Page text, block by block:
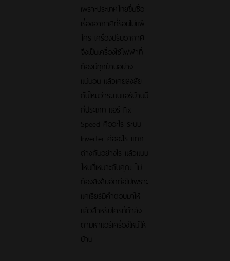
เพราะประเทศไทยขึ้นชื่อ
เรื่องอากาศที่ร้อนไม่แพ้
ใคร เครื่องปรับอากาศ
จึงเป็นเครื่องใช้ไฟฟ้าที่
ต้องมีทุกบ้านอย่าง
แน่นอน แล้วเคยสงสัย
กันไหมว่าระบบแอร์บ้านมี
กี่ประเภท แอร์ Fix
Speed คืออะไร ระบบ
Inverter คืออะไร แตก
ต่างกันอย่างไร แล้วแบบ
ไหนที่เหมาะกับคุณ ไม่
ต้องสงสัยอีกต่อไปเพราะ
แคเรียร์มีคำตอบมาให้
แล้วสำหรับใครที่กำลัง
ตามหาแอร์เครื่องใหม่ให้
บ้าน